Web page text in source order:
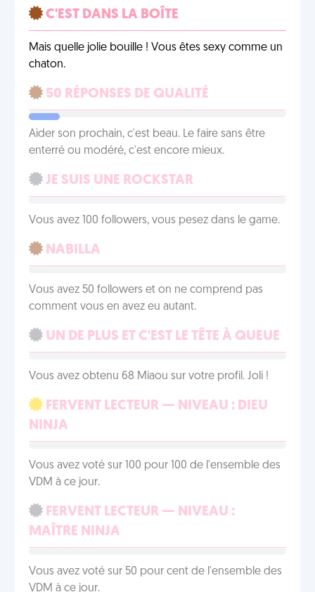
C'EST DANS LA BOÎTE
Mais quelle jolie bouille ! Vous êtes sexy comme un
chaton.
50 RÉPONSES DE QUALITÉ
Aider son prochain, c'est beau. Le faire sans être
enterré ou modéré, c'est encore mieux.
JE SUIS UNE ROCKSTAR
Vous avez 100 followers, vous pesez dans le game.
NABILLA
Vous avez 50 followers et on ne comprend pas
comment vous en avez eu autant.
UN DE PLUS ET C'EST LE TÊTE À QUEUE
Vous avez obtenu 68 Miaou sur votre profil. Joli !
FERVENT LECTEUR — NIVEAU : DIEU
NINJA
Vous avez voté sur 100 pour 100 de l'ensemble des
VDM à ce jour.
FERVENT LECTEUR — NIVEAU :
MAÎTRE NINJA
Vous avez voté sur 50 pour cent de l'ensemble des
VDM à ce jour.